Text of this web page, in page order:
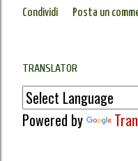
Condividi Posta un
TRANSLATOR
Powered by